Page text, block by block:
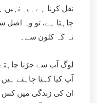
نقل کرنا ہے۔ یہ نہیں
چاہتا ہے، تو وہ اصل
نہ کہ کلون سے۔
لوگ آپ سے جڑنا
آپ کیا کہنا چاہتے
ان کی زندگی میں کس